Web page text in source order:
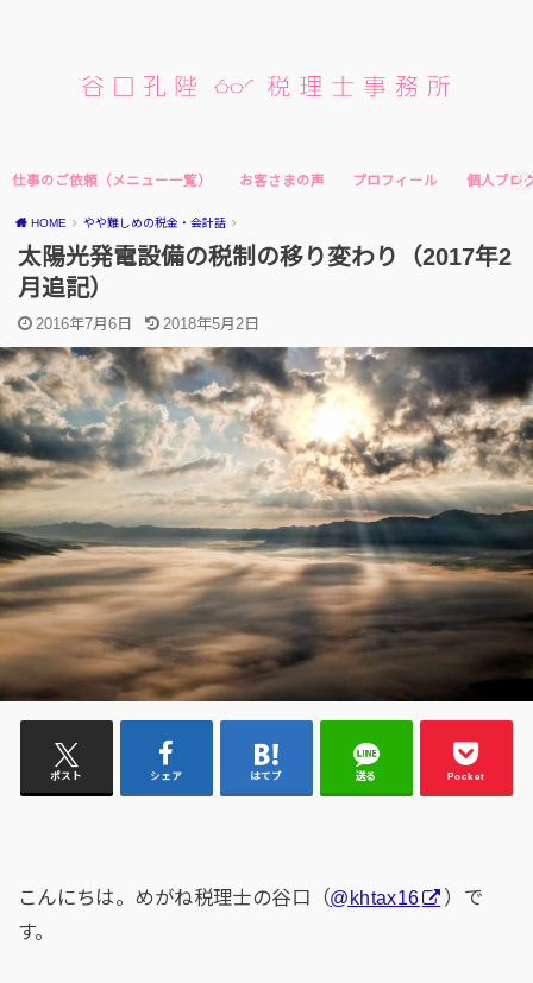
仕事のご依頼（メニュー一覧） お客さまの声 プロフィール 個人ブロ
HOME やや難しめの税金・会計話
太陽光発電設備の税制の移り変わり（2017年2
月追記）
2016年7月6日 2018年5月2日
ポスト シェア はてブ 送る Pocket
こんにちは。めがね税理士の谷口（@khtax16
）で
す。